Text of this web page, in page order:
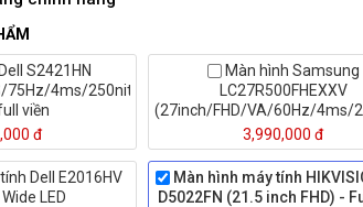
S2421HN
75Hz/4ms/250nits/HDMI+Audio)
viền
đ
Màn hình Samsung
LC27R500FHEXXV
(27inch/FHD/VA/60Hz/4ms/
3,990,000 đ
Dell E2016HV
LED
Màn hình máy tính
D5022FN (21.5 inch FHD) -